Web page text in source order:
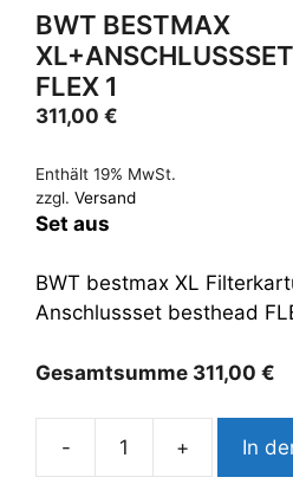
BWT BESTMAX
FLEX 1
311,00 €
Enthält 19% MwSt.
zzgl. Versand
Set aus
BWT bestmax XL
Anschlussset besthead
Gesamtsumme 311,00 €
-
BWT
+ In